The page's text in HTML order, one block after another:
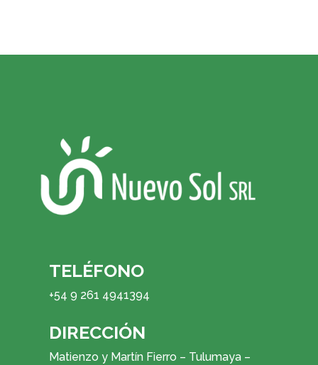
TELÉFONO
+54 9 261 4941394
DIRECCIÓN
Matienzo y Martín Fierro – Tulumaya –